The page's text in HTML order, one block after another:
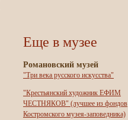
Еще в музее
Романовский музей
"Три века русского искусства"
"Крестьянский художник ЕФИМ
ЧЕСТНЯКОВ" (лучшее из фондов
Костромского музея-заповедника)